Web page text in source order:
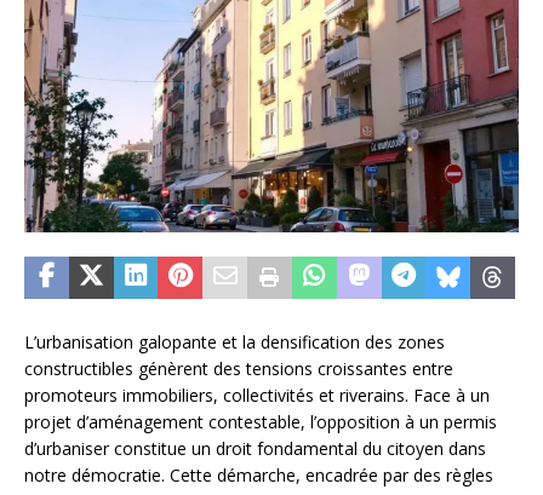
L’urbanisation galopante et la densification des zones
constructibles génèrent des tensions croissantes entre
promoteurs immobiliers, collectivités et riverains. Face à un
projet d’aménagement contestable, l’opposition à un permis
d’urbaniser constitue un droit fondamental du citoyen dans
notre démocratie. Cette démarche, encadrée par des règles